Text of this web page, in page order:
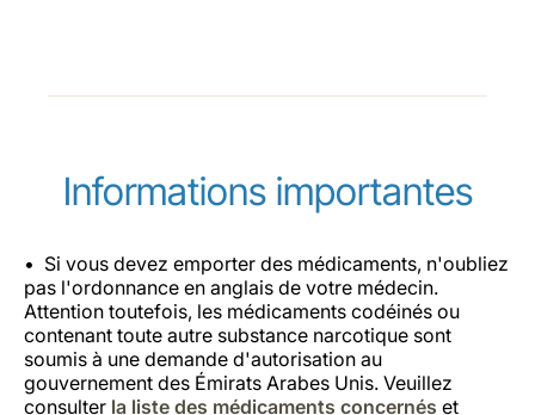
Informations importantes
Si vous devez emporter des médicaments, n'oubliez
pas l'ordonnance en anglais de votre médecin.
Attention toutefois, les médicaments codéinés ou
contenant toute autre substance narcotique sont
soumis à une demande d'autorisation au
gouvernement des Émirats Arabes Unis. Veuillez
consulter la liste des médicaments concernés et